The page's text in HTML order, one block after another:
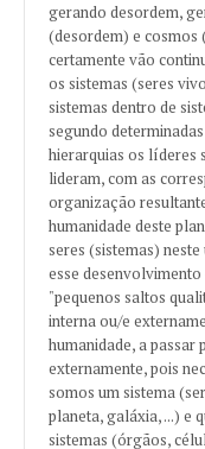
gerando desordem,
(desordem) e cosmos
certamente vão
os sistemas (seres
sistemas dentro de
segundo
hierarquias os líderes
lideram, com as
organização
humanidade deste
seres (sistemas)
esse
"pequenos saltos
interna ou/e
humanidade, a passar
externamente, pois
somos um sistema
planeta, galáxia, ...) e
sistemas (órgãos,